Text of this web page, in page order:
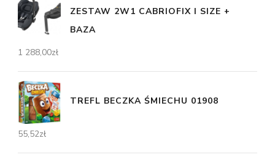
ZESTAW 2W1 CABRIOFIX I SIZE +
BAZA
1 288,00zł
TREFL BECZKA ŚMIECHU 01908
55,52zł